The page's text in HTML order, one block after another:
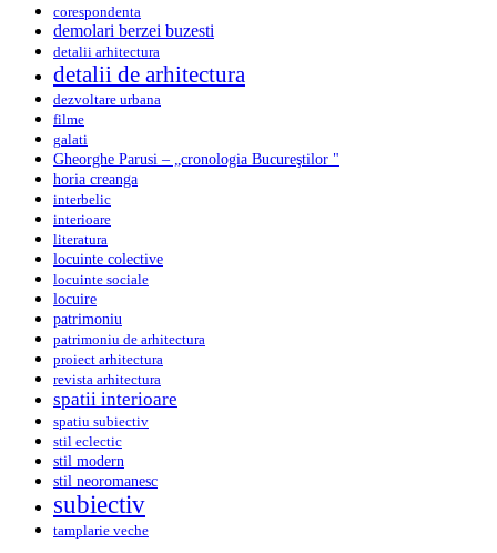
corespondenta
demolari berzei buzesti
detalii arhitectura
detalii de arhitectura
dezvoltare urbana
filme
galati
Gheorghe Parusi – „cronologia Bucureştilor "
horia creanga
interbelic
interioare
literatura
locuinte colective
locuinte sociale
locuire
patrimoniu
patrimoniu de arhitectura
proiect arhitectura
revista arhitectura
spatii interioare
spatiu subiectiv
stil eclectic
stil modern
stil neoromanesc
subiectiv
tamplarie veche